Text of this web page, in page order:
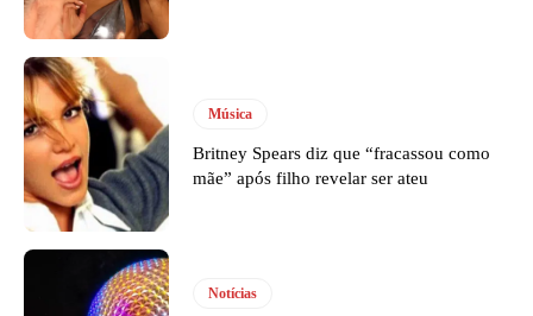
Música
Britney Spears diz que “fracassou como
mãe” após filho revelar ser ateu
Notícias